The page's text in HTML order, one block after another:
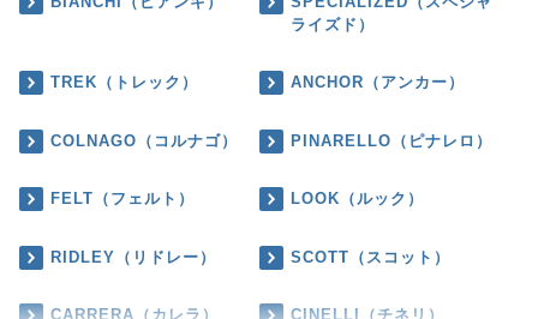
ライズド）
TREK（トレック） ANCHOR（アンカー）
COLNAGO（コルナゴ） PINARELLO（ピナレロ）
FELT（フェルト） LOOK（ルック）
RIDLEY（リドレー） SCOTT（スコット）
CARRERA（カレラ） CINELLI（チネリ）